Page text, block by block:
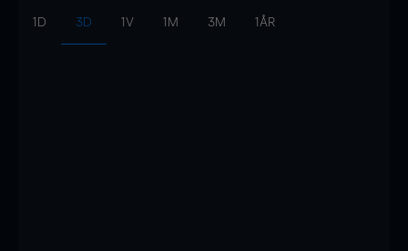
1D 3D 1V 1M 3M 1ÅR